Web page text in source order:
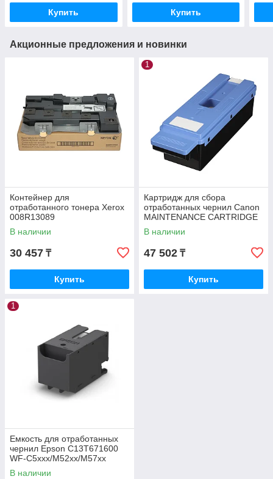
Купить Купить
Акционные предложения и новинки
Контейнер для
отработанного тонера Xerox
008R13089
В наличии
30 457 ₸
Купить
1
Картридж для сбора
отработанных чернил Canon
MAINTENANCE CARTRIDGE
MC-30 (1156C002AA)
1156C002AA
В наличии
47 502 ₸
Купить
1
Емкость для отработанных
чернил Epson C13T671600
WF-C5xxx/M52xx/M57xx
В наличии